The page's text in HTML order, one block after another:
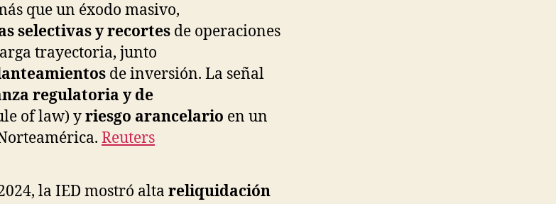
que un éxodo masivo,
selectivas y recortes de operaciones
trayectoria, junto
de inversión. La señal
regulatoria y de
of law) yriesgo arancelario en un
Reuters
la IED mostró alta reliquidación